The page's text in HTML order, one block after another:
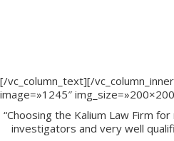
[/vc_column_text][/
image=»1245″
“Choosing the Kalium Law Firm
investigators and very well